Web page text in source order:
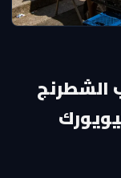
الشطرنج